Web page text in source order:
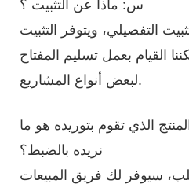
س: ماذا عن التثبيت ؟
التفصيلي، ويتوفر التثبيت
القيام بعمل تسليم المفتاح
لبعض أنواع المشاريع.
الذي تقوم بتوريده هو ما
نريده بالضبط؟
سيوفر لك فريق المبيعات